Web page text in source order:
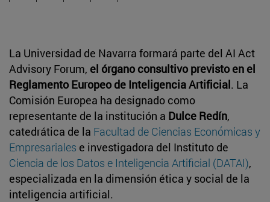
La Universidad de Navarra formará parte del AI Act
Advisory Forum, el órgano consultivo previsto en el
Reglamento Europeo de Inteligencia Artificial. La
Comisión Europea ha designado como
representante de la institución a Dulce Redín,
catedrática de la Facultad de Ciencias Económicas y
Empresariales e investigadora del Instituto de
Ciencia de los Datos e Inteligencia Artificial (DATAI),
especializada en la dimensión ética y social de la
inteligencia artificial.